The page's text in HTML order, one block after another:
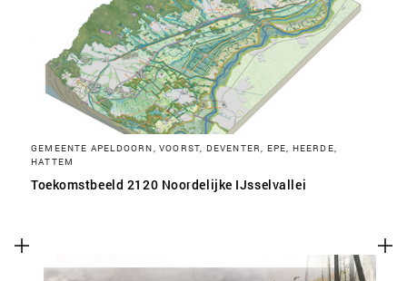
GEMEENTE APELDOORN, VOORST, DEVENTER, EPE, HEERDE,
HATTEM
Toekomstbeeld 2120 Noordelijke IJsselvallei
SLA VOORKEUREN OP